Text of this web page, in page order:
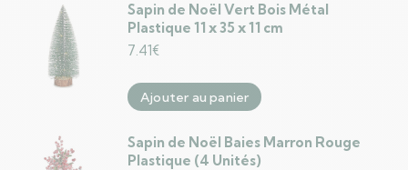
Sapin de Noël Vert Bois Métal
Plastique 11 x 35 x 11 cm
7.41€
Ajouter au panier
Sapin de Noël Baies Marron Rouge
Plastique (4 Unités)